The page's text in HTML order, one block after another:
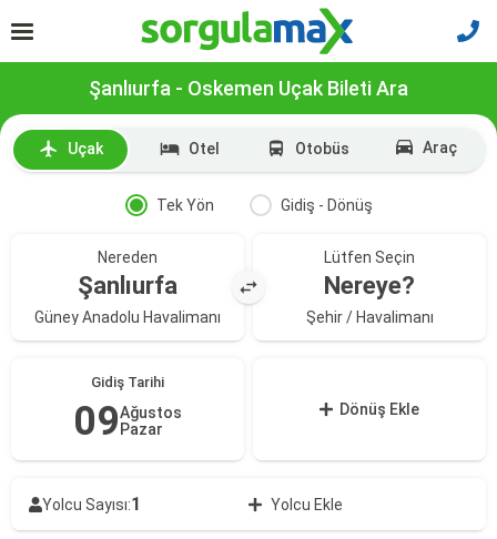
Şanlıurfa - Oskemen Uçak Bileti Ara
Uçak Otel Otobüs Araç
Tek Yön Gidiş - Dönüş
Nereden
Şanlıurfa
Güney Anadolu Havalimanı
Lütfen Seçin
Nereye?
Şehir / Havalimanı
Gidiş Tarihi
09Ağustos
Pazar
Dönüş Ekle
Yolcu Sayısı:1 Yolcu Ekle